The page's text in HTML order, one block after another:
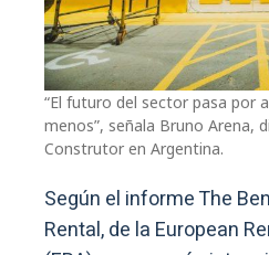
“El futuro del sector pasa por
menos”, señala Bruno Arena,
Construtor en Argentina.
Según el informe The
Rental, de la European